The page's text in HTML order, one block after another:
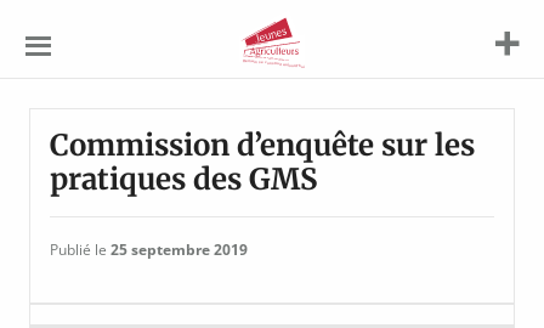
Agriculteurs
Commission d’enquête sur les
pratiques des GMS
Publié le 25 septembre 2019